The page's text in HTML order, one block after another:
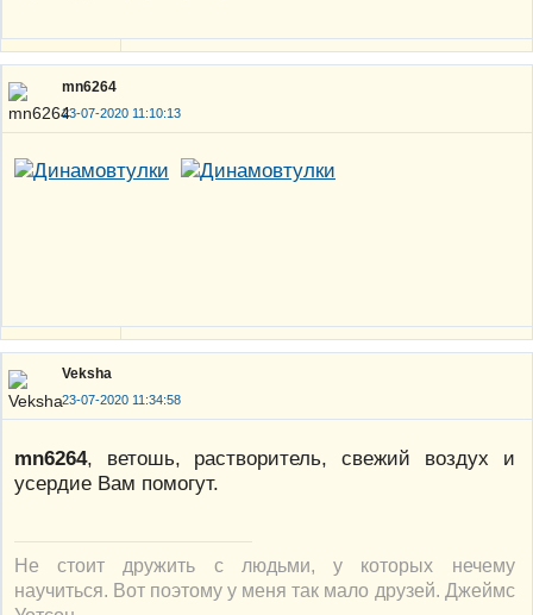
mn6264
23-07-2020 11:10:13
Veksha
23-07-2020 11:34:58
mn6264, ветошь, растворитель, свежий воздух и
усердие Вам помогут.
Не стоит дружить с людьми, у которых нечему
научиться. Вот поэтому у меня так мало друзей. Джеймс